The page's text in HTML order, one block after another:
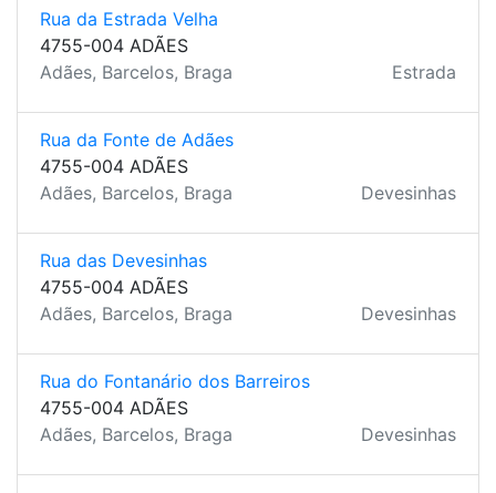
Rua da Estrada Velha
4755-004 ADÃES
Adães, Barcelos, Braga
Estrada
Rua da Fonte de Adães
4755-004 ADÃES
Adães, Barcelos, Braga
Devesinhas
Rua das Devesinhas
4755-004 ADÃES
Adães, Barcelos, Braga
Devesinhas
Rua do Fontanário dos Barreiros
4755-004 ADÃES
Adães, Barcelos, Braga
Devesinhas